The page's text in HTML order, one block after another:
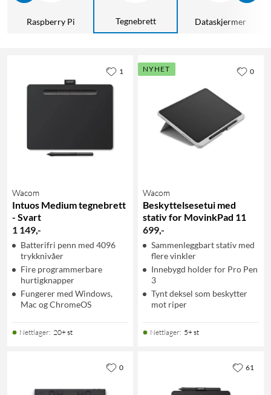
Raspberry Pi Tegnebrett Dataskjermer
Wacom
Intuos Medium tegnebrett
- Svart
1 149,-
Batterifri penn med 4096
trykknivåer
Fire programmerbare
hurtigknapper
Fungerer med Windows,
Mac og ChromeOS
Nettlager: 20+ st
1 NYHET
Wacom
Beskyttelsesetui med
stativ for MovinkPad 11
699,-
Sammenleggbart stativ med
flere vinkler
Innebygd holder for Pro Pen
3
Tynt deksel som beskytter
mot riper
Nettlager: 5+ st
0
0 61